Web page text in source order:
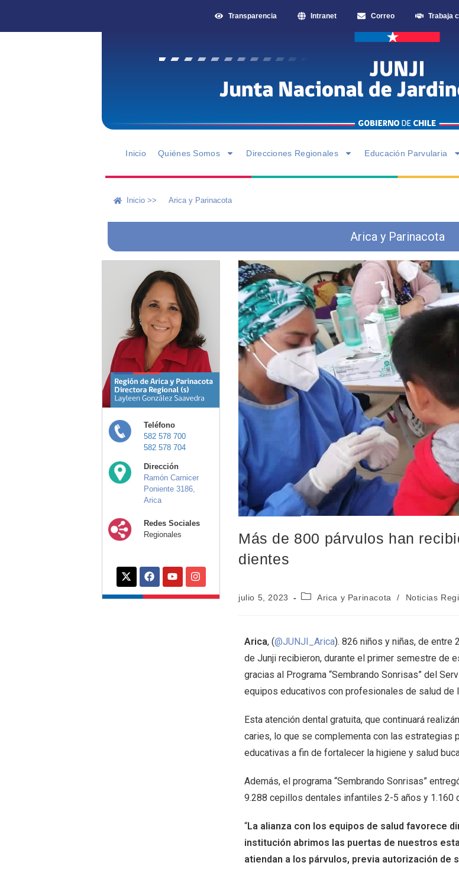
Transparencia Intranet Correo Trabaja
Inicio Quiénes Somos Direcciones Regionales Educación Parvularia
Inicio >> Arica y Parinacota
Arica y Parinacota
Teléfono
582 578 700
582 578 704
Dirección
Ramón Carnicer
Poniente 3186,
Arica
Redes Sociales
Regionales
Más de 800 párvulos han
dientes
julio 5, 2023 Arica y Parinacota / Noticias
Arica, (@JUNJI_Arica). 826 niños y niñas, de entre
de Junji recibieron, durante el primer semestre de
gracias al Programa “Sembrando Sonrisas” del
equipos educativos con profesionales de salud de
Esta atención dental gratuita, que continuará
caries, lo que se complementa con las estrategias
educativas a fin de fortalecer la higiene y salud
Además, el programa “Sembrando Sonrisas”
9.288 cepillos dentales infantiles 2-5 años y 1.160
“La alianza con los equipos de salud favorece
institución abrimos las puertas de nuestros
atiendan a los párvulos, previa autorización